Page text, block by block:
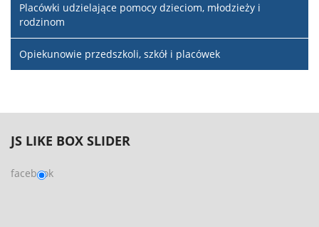
Placówki udzielające pomocy dzieciom, młodzieży i
rodzinom
Opiekunowie przedszkoli, szkół i placówek
JS LIKE BOX SLIDER
facebook